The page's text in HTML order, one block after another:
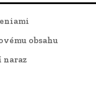
obsahu
naraz